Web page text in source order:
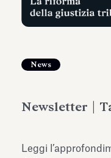
ampliando gli
dell’Antiquarium
News
Newsletter |
Leggi